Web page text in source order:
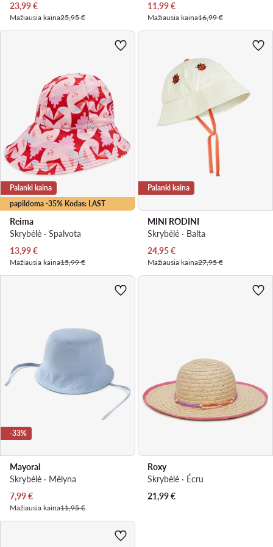
Dabartinė kaina
23,99€
Mažiausia kaina25,95 €
Dabartinė kaina
11,99€
Mažiausia kaina16,99 €
papildoma -35% Kodas: LAST
Palanki kaina
Reima
Skrybėlė · Spalvota
Dabartinė kaina
13,99€
Mažiausia kaina15,99 €
Palanki kaina
MINI RODINI
Skrybėlė · Balta
Dabartinė kaina
24,95€
Mažiausia kaina27,95 €
-33%
Mayoral
Skrybėlė · Mėlyna
Dabartinė kaina
7,99€
Mažiausia kaina11,95 €
Roxy
Skrybėlė · Écru
21,99€